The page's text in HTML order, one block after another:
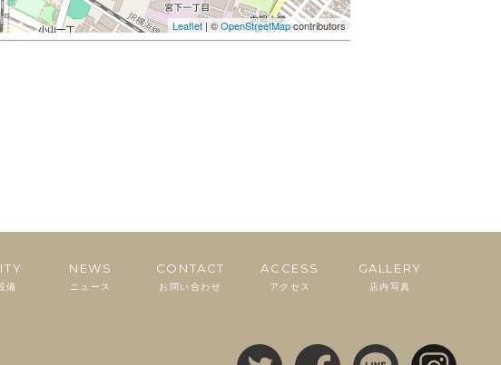
Leaflet| ©OpenStreetMapcontributors
備
NEWS
ニュース
CONTACT
お問い合わせ
ACCESS
アクセス
GALLERY
店内写真